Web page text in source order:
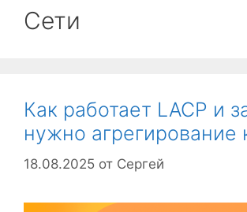
Сети
Как работает LACP и
нужно агрегирование
18.08.2025 от Сергей